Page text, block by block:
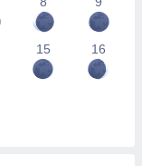
15 16